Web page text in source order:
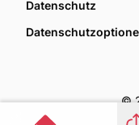
Datenschutz
©